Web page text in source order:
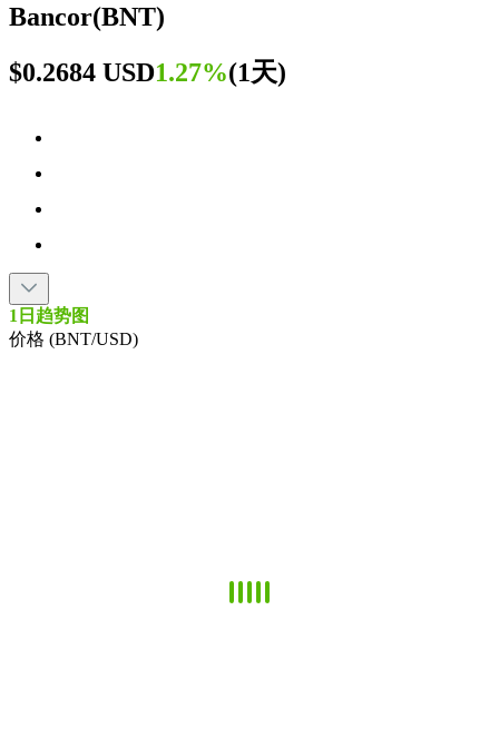
Bancor(BNT)
$0.2684 USD1.27%(1天)
1日趋势图
价格 (BNT/USD)